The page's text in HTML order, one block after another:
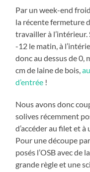
Par un week-end
la récente fermeture
travailler à l’intérieur.
-12 le matin, à
donc au dessus de 0,
cm de laine de bois,
d’entrée !
Nous avons donc
solives récemment
d’accéder au filet et
Pour une découpe
posés l’OSB avec de
grande règle et une